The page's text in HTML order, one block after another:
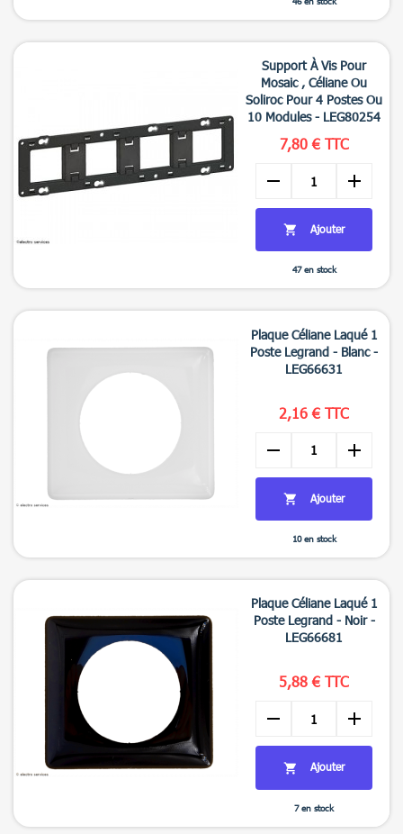

Aperçu rapide
Support À Vis Pour
Mosaic , Céliane Ou
Soliroc Pour 4 Postes Ou
10 Modules - LEG80254
7,80 € TTC
remove add
 Ajouter
47 en stock

Plaque Céliane Laqué 1
Poste Legrand - Blanc -
LEG66631
2,16 € TTC
remove add
 Ajouter
10 en stock
Plaque Céliane Laqué 1
Poste Legrand - Noir -
LEG66681
5,88 € TTC
remove add
 Ajouter
7 en stock